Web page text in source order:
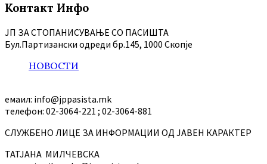
Контакт Инфо
ЈП ЗА СТОПАНИСУВАЊЕ СО ПАСИШТА
Бул.Партизански oдреди бр.145, 1000 Скопје
НОВОСТИ
емаил: info@jppasista.mk
телефон: 02-3064-221 ; 02-3064-881
СЛУЖБЕНО ЛИЦЕ ЗА ИНФОРМАЦИИ ОД ЈАВЕН КАРАКТЕР
ТАТЈАНА МИЛЧЕВСКА